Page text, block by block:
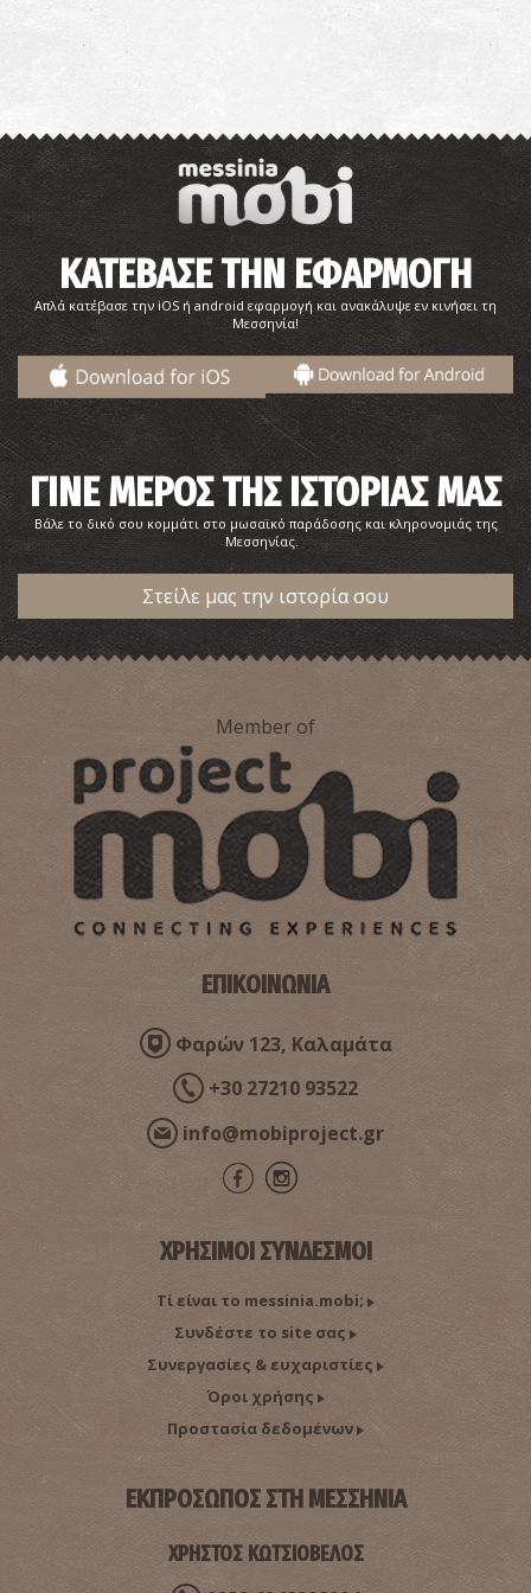
Παραλία Αγία Κυριακή
ΠΑΡΑΛΙΕΣ ~7.8Km
Παραλία Ρωμανού
ΠΑΡΑΛΙΕΣ ~9.2Km
Ναός του Σωτήρος (Χριστιάνοι)
ΒΥΖΑΝΤΙΟ ~9.2Km
Ιερός Ναός της Αναλήψεως
~9.2Km
ΠΑΡΑΛΙΕΣ
ΚΑΤΕΒΑΣΕ ΤΗΝ ΕΦΑΡΜΟΓΗ
Απλά κατέβασε την iOS ή android εφαρμογή και ανακάλυψε εν κινήσει τη
Μεσσηνία!
ΓΙΝΕ ΜΕΡΟΣ ΤΗΣ ΙΣΤΟΡΙΑΣ ΜΑΣ
Βάλε το δικό σου κομμάτι στο μωσαϊκό παράδοσης και κληρονομιάς της
Μεσσηνίας.
Στείλε μας την ιστορία σου
Member of
ΕΠΙΚΟΙΝΩΝΙΑ
Φαρών 123, Καλαμάτα
+30 27210 93522
info@mobiproject.gr
ΧΡΗΣΙΜΟΙ ΣΥΝΔΕΣΜΟΙ
Τί είναι το messinia.mobi;
Συνδέστε το site σας
Συνεργασίες & ευχαριστίες
Όροι χρήσης
Προστασία δεδομένων
ΕΚΠΡΟΣΩΠΟΣ ΣΤΗ ΜΕΣΣΗΝΙΑ
ΧΡΗΣΤΟΣ ΚΩΤΣΙΟΒΕΛΟΣ